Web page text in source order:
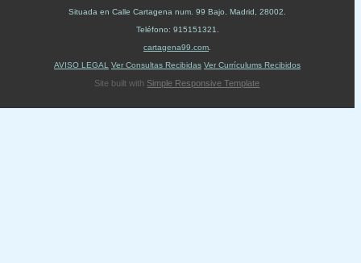
Situada en Calle Cartagena num. 99 Bajo Madrid 28002
Teléfono: 915151321
cartagena99.com
AVISO LEGAL
Ver Consultas Recibidas Ver Currículums Recibidos
Site built with Simple Responsive Template